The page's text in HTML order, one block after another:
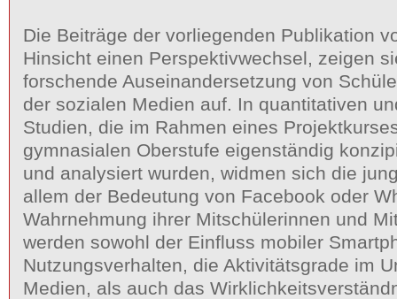
Die Beiträge der vorliegenden Publikation
Hinsicht einen Perspektivwechsel, zeigen
forschende Auseinandersetzung von
der sozialen Medien auf. In quantitativen
Studien, die im Rahmen eines
gymnasialen Oberstufe eigenständig
und analysiert wurden, widmen sich die
allem der Bedeutung von Facebook oder
Wahrnehmung ihrer Mitschülerinnen und
werden sowohl der Einfluss mobiler
Nutzungsverhalten, die Aktivitätsgrade im
Medien, als auch das